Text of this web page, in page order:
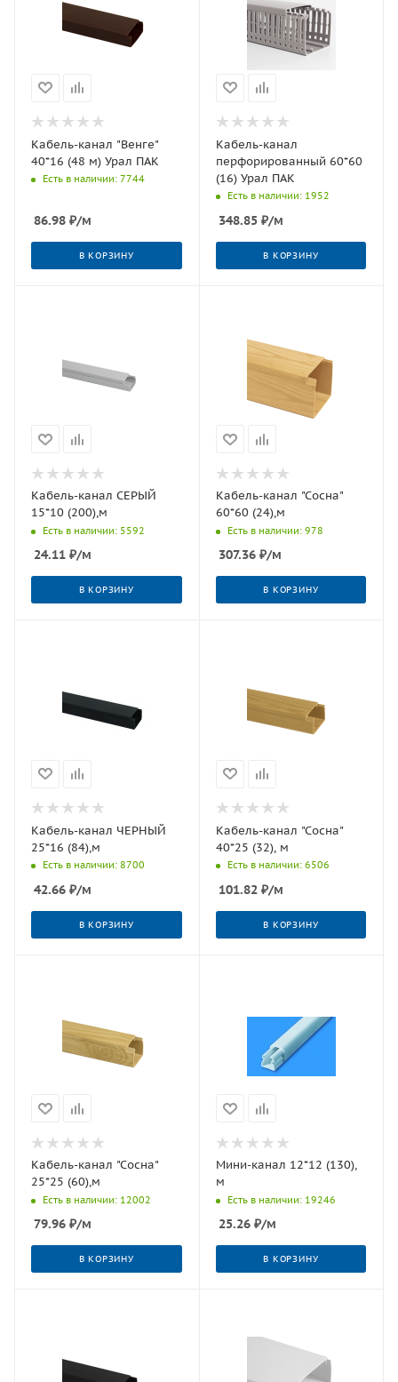
Кабель-канал "Венге"
40*16 (48 м) Урал ПАК
Есть в наличии: 7744
86.98 ₽/м
В КОРЗИНУ
Кабель-канал
перфорированный 60*60
(16) Урал ПАК
Есть в наличии: 1952
348.85₽/м
В КОРЗИНУ
Кабель-канал СЕРЫЙ
15*10 (200),м
Есть в наличии: 5592
24.11 ₽/м
В КОРЗИНУ
Кабель-канал "Сосна"
60*60 (24),м
Есть в наличии: 978
307.36₽/м
В КОРЗИНУ
Кабель-канал ЧЕРНЫЙ
25*16 (84),м
Есть в наличии: 8700
42.66 ₽/м
В КОРЗИНУ
Кабель-канал "Сосна"
40*25 (32), м
Есть в наличии: 6506
101.82₽/м
В КОРЗИНУ
Кабель-канал "Сосна"
25*25 (60),м
Есть в наличии: 12002
79.96 ₽/м
В КОРЗИНУ
Мини-канал 12*12 (130),
м
Есть в наличии: 19246
25.26₽/м
В КОРЗИНУ